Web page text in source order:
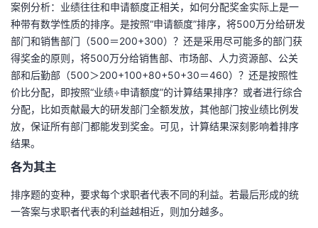
案例分析：业绩往往和申请额度正相关，如何分配奖金实际上是一
种带有数学性质的排序。是按照“申请额度”排序，将500万分给研发
部门和销售部门（500＝200+300）？还是采用尽可能多的部门获
得奖金的原则，将500万分给销售部、市场部、人力资源部、公关
部和后勤部（500＞200+100+80+50+30＝460）？还是按照性
价比分配，即按照“业绩÷申请额度”的计算结果排序？或者进行综合
分配，比如贡献最大的研发部门全额发放，其他部门按业绩比例发
放，保证所有部门都能发到奖金。可见，计算结果深刻影响着排序
结果。
各为其主
排序题的变种，要求每个求职者代表不同的利益。若最后形成的统
一答案与求职者代表的利益越相近，则加分越多。